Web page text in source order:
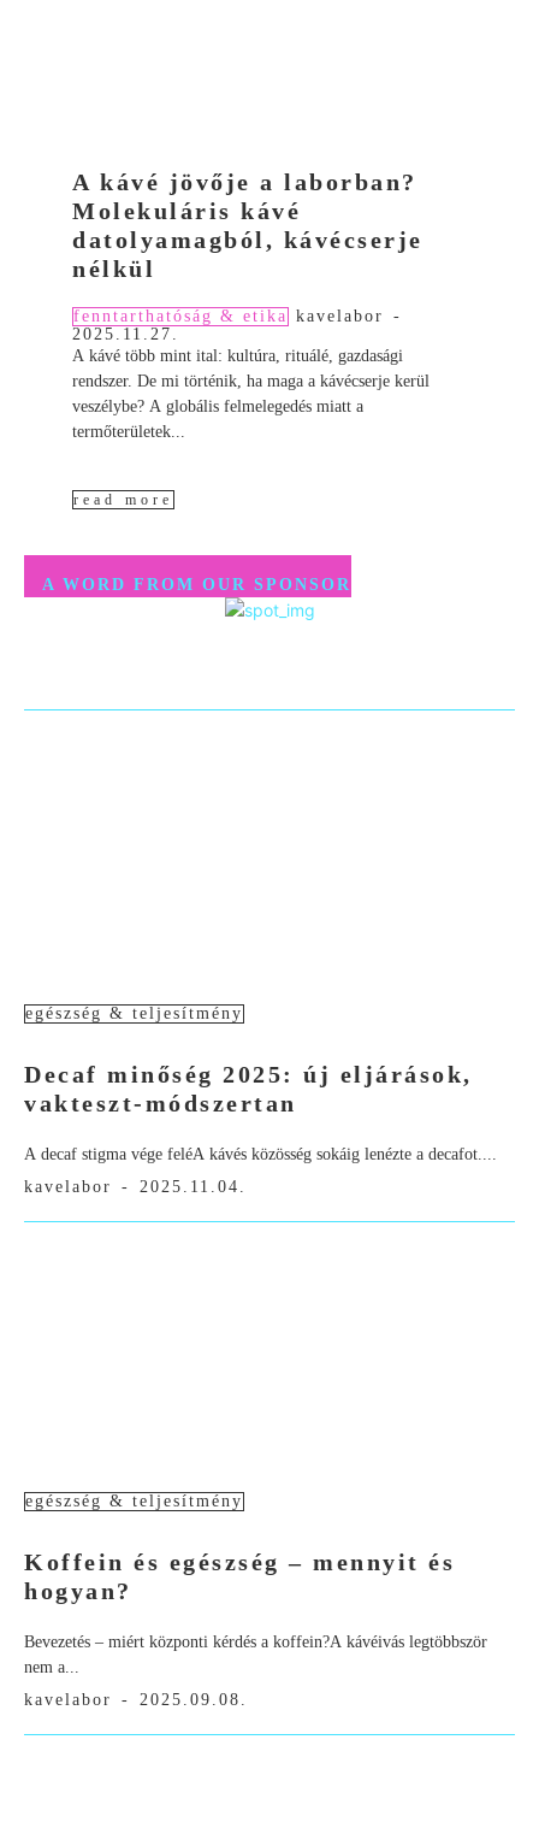
A kávé jövője a laborban?
Molekuláris kávé
datolyamagból, kávécserje
nélkül
fenntarthatóság & etika kavelabor
-
2025.11.27.
A kávé több mint ital: kultúra, rituálé, gazdasági
rendszer. De mi történik, ha maga a kávécserje kerül
veszélybe? A globális felmelegedés miatt a
termőterületek...
read more
A WORD FROM OUR SPONSOR
egészség & teljesítmény
Decaf minőség 2025: új eljárások,
vakteszt-módszertan
A decaf stigma vége feléA kávés közösség sokáig lenézte a decafot....
kavelabor
- 2025.11.04.
egészség & teljesítmény
Koffein és egészség – mennyit és
hogyan?
Bevezetés – miért központi kérdés a koffein?A kávéivás legtöbbször
nem a...
kavelabor
- 2025.09.08.